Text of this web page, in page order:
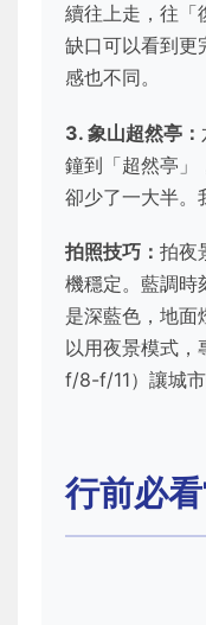
續往上走，往「
缺口可以看到更
感也不同。
3. 象山超然亭：
鐘到「超然亭」
卻少了一大半。
拍照技巧： 拍夜
機穩定。藍調時
是深藍色，地面
以用夜景模式，
f/8-f/11）讓城市
行前必